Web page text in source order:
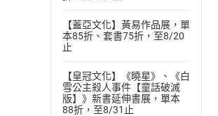
【蓋亞文化】黃易作品展，單
本85折、套書75折，至8/20
止
【皇冠文化】《曉星》、《白
雪公主殺人事件【童話破滅
版】》新書延伸書展，單本
88折，至8/31止